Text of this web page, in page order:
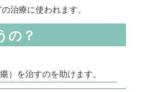
治療に使われます。
の？
）を治すのを助けます。